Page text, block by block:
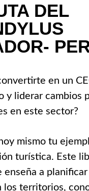
DEL
en un
y liderar cambios
en este sector?
mismo tu
turística. Este
a planificar
los territorios,